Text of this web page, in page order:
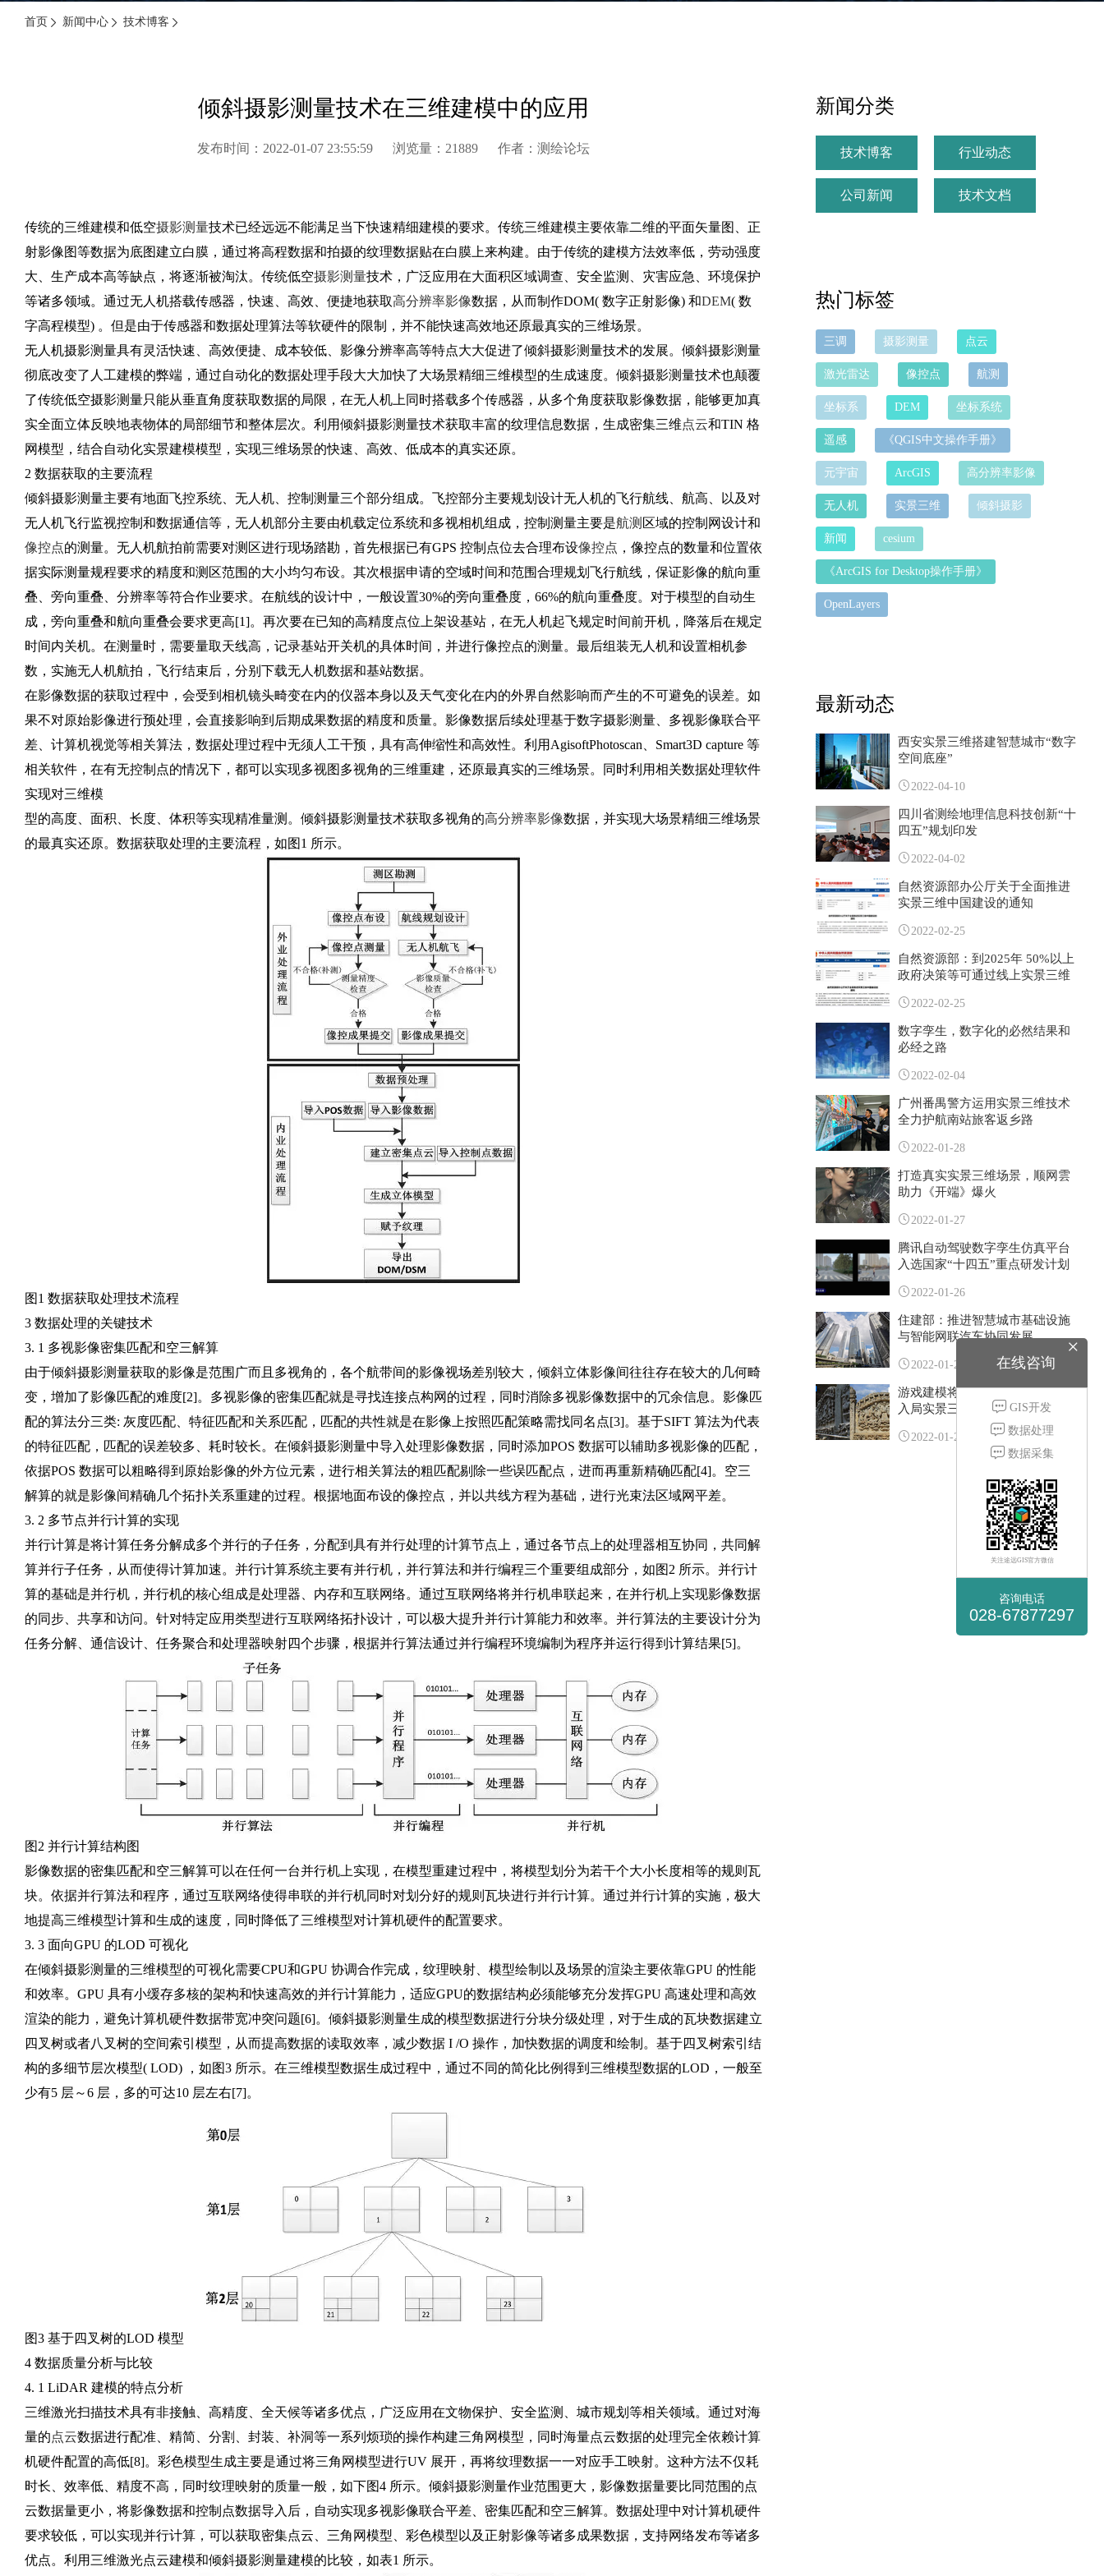
首页 新闻中心 技术博客
倾斜摄影测量技术在三维建模中的应用
发布时间：2022-01-07 23:55:59 浏览量：21889 作者：测绘论坛
传统的三维建模和低空摄影测量技术已经远远不能满足当下快速精细建模的要求。传统三维建模主要依靠二维的平面矢量图、正
射影像图等数据为底图建立白膜，通过将高程数据和拍摄的纹理数据贴在白膜上来构建。由于传统的建模方法效率低，劳动强度
大、生产成本高等缺点，将逐渐被淘汰。传统低空摄影测量技术，广泛应用在大面积区域调查、安全监测、灾害应急、环境保护
等诸多领域。通过无人机搭载传感器，快速、高效、便捷地获取高分辨率影像数据，从而制作DOM( 数字正射影像) 和DEM( 数
字高程模型) 。但是由于传感器和数据处理算法等软硬件的限制，并不能快速高效地还原最真实的三维场景。
无人机摄影测量具有灵活快速、高效便捷、成本较低、影像分辨率高等特点大大促进了倾斜摄影测量技术的发展。倾斜摄影测量
彻底改变了人工建模的弊端，通过自动化的数据处理手段大大加快了大场景精细三维模型的生成速度。倾斜摄影测量技术也颠覆
了传统低空摄影测量只能从垂直角度获取数据的局限，在无人机上同时搭载多个传感器，从多个角度获取影像数据，能够更加真
实全面立体反映地表物体的局部细节和整体层次。利用倾斜摄影测量技术获取丰富的纹理信息数据，生成密集三维点云和TIN 格
网模型，结合自动化实景建模模型，实现三维场景的快速、高效、低成本的真实还原。
2 数据获取的主要流程
倾斜摄影测量主要有地面飞控系统、无人机、控制测量三个部分组成。飞控部分主要规划设计无人机的飞行航线、航高、以及对
无人机飞行监视控制和数据通信等，无人机部分主要由机载定位系统和多视相机组成，控制测量主要是航测 区域的控制网设计和
像控点的测量。无人机航拍前需要对测区进行现场踏勘，首先根据已有GPS 控制点位去合理布设像控点 ，像控点的数量和位置依
据实际测量规程要求的精度和测区范围的大小均匀布设。其次根据申请的空域时间和范围合理规划飞行航线，保证影像的航向重
叠、旁向重叠、分辨率等符合作业要求。在航线的设计中，一般设置30%的旁向重叠度，66%的航向重叠度。对于模型的自动生
成，旁向重叠和航向重叠会要求更高[1]。再次要在已知的高精度点位上架设基站，在无人机起飞规定时间前开机，降落后在规定
时间内关机。在测量时，需要量取天线高，记录基站开关机的具体时间，并进行像控点的测量。最后组装无人机和设置相机参
数，实施无人机航拍，飞行结束后，分别下载无人机数据和基站数据。
在影像数据的获取过程中，会受到相机镜头畸变在内的仪器本身以及天气变化在内的外界自然影响而产生的不可避免的误差。如
果不对原始影像进行预处理，会直接影响到后期成果数据的精度和质量。影像数据后续处理基于数字摄影测量、多视影像联合平
差、计算机视觉等相关算法，数据处理过程中无须人工干预，具有高伸缩性和高效性。利用AgisoftPhotoscan、Smart3D capture 等
相关软件，在有无控制点的情况下，都可以实现多视图多视角的三维重建，还原最真实的三维场景。同时利用相关数据处理软件
实现对三维模
型的高度、面积、长度、体积等实现精准量测。倾斜摄影测量技术获取多视角的高分辨率影像数据，并实现大场景精细三维场景
的最真实还原。数据获取处理的主要流程，如图1 所示。
图1 数据获取处理技术流程
3 数据处理的关键技术
3. 1 多视影像密集匹配和空三解算
由于倾斜摄影测量获取的影像是范围广而且多视角的，各个航带间的影像视场差别较大，倾斜立体影像间往往存在较大的几何畸
变，增加了影像匹配的难度[2]。多视影像的密集匹配就是寻找连接点构网的过程，同时消除多视影像数据中的冗余信息。影像匹
配的算法分三类: 灰度匹配、特征匹配和关系匹配，匹配的共性就是在影像上按照匹配策略需找同名点[3]。基于SIFT 算法为代表
的特征匹配，匹配的误差较多、耗时较长。在倾斜摄影测量中导入处理影像数据，同时添加POS 数据可以辅助多视影像的匹配，
依据POS 数据可以粗略得到原始影像的外方位元素，进行相关算法的粗匹配剔除一些误匹配点，进而再重新精确匹配[4]。空三
解算的就是影像间精确几个拓扑关系重建的过程。根据地面布设的像控点，并以共线方程为基础，进行光束法区域网平差。
3. 2 多节点并行计算的实现
并行计算是将计算任务分解成多个并行的子任务，分配到具有并行处理的计算节点上，通过各节点上的处理器相互协同，共同解
算并行子任务，从而使得计算加速。并行计算系统主要有并行机，并行算法和并行编程三个重要组成部分，如图2 所示。并行计
算的基础是并行机，并行机的核心组成是处理器、内存和互联网络。通过互联网络将并行机串联起来，在并行机上实现影像数据
的同步、共享和访问。针对特定应用类型进行互联网络拓扑设计，可以极大提升并行计算能力和效率。并行算法的主要设计分为
任务分解、通信设计、任务聚合和处理器映射四个步骤，根据并行算法通过并行编程环境编制为程序并运行得到计算结果[5]。
图2 并行计算结构图
影像数据的密集匹配和空三解算可以在任何一台并行机上实现，在模型重建过程中，将模型划分为若干个大小长度相等的规则瓦
块。依据并行算法和程序，通过互联网络使得串联的并行机同时对划分好的规则瓦块进行并行计算。通过并行计算的实施，极大
地提高三维模型计算和生成的速度，同时降低了三维模型对计算机硬件的配置要求。
3. 3 面向GPU 的LOD 可视化
在倾斜摄影测量的三维模型的可视化需要CPU和GPU 协调合作完成，纹理映射、模型绘制以及场景的渲染主要依靠GPU 的性能
和效率。GPU 具有小缓存多核的架构和快速高效的并行计算能力，适应GPU的数据结构必须能够充分发挥GPU 高速处理和高效
渲染的能力，避免计算机硬件数据带宽冲突问题[6]。倾斜摄影测量生成的模型数据进行分块分级处理，对于生成的瓦块数据建立
四叉树或者八叉树的空间索引模型，从而提高数据的读取效率，减少数据 I /O 操作，加快数据的调度和绘制。基于四叉树索引结
构的多细节层次模型( LOD) ，如图3 所示。在三维模型数据生成过程中，通过不同的简化比例得到三维模型数据的LOD，一般至
少有5 层～6 层，多的可达10 层左右[7]。
图3 基于四叉树的LOD 模型
4 数据质量分析与比较
4. 1 LiDAR 建模的特点分析
三维激光扫描技术具有非接触、高精度、全天候等诸多优点，广泛应用在文物保护、安全监测、城市规划等相关领域。通过对海
量的点云数据进行配准、精简、分割、封装、补洞等一系列烦琐的操作构建三角网模型，同时海量点云数据的处理完全依赖计算
机硬件配置的高低[8]。彩色模型生成主要是通过将三角网模型进行UV 展开，再将纹理数据一一对应手工映射。这种方法不仅耗
时长、效率低、精度不高，同时纹理映射的质量一般，如下图4 所示。倾斜摄影测量作业范围更大，影像数据量要比同范围的点
云数据量更小，将影像数据和控制点数据导入后，自动实现多视影像联合平差、密集匹配和空三解算。数据处理中对计算机硬件
要求较低，可以实现并行计算，可以获取密集点云、三角网模型、彩色模型以及正射影像等诸多成果数据，支持网络发布等诸多
优点。利用三维激光点云建模和倾斜摄影测量建模的比较，如表1 所示。
新闻分类
技术博客 行业动态
公司新闻 技术文档
热门标签
三调 摄影测量 点云
激光雷达 像控点 航测
坐标系 DEM 坐标系统
遥感 《QGIS中文操作手册》
元宇宙 ArcGIS 高分辨率影像
无人机 实景三维 倾斜摄影
新闻 cesium
《ArcGIS for Desktop操作手册》
OpenLayers
最新动态
西安实景三维搭建智慧城市“数字
空间底座”
2022-04-10
四川省测绘地理信息科技创新“十
四五”规划印发
2022-04-02
自然资源部办公厅关于全面推进
实景三维中国建设的通知
2022-02-25
自然资源部：到2025年 50%以上
政府决策等可通过线上实景三维
2022-02-25
数字孪生，数字化的必然结果和
必经之路
2022-02-04
广州番禺警方运用实景三维技术
全力护航南站旅客返乡路
2022-01-28
打造真实实景三维场景，顺网雲
助力《开端》爆火
2022-01-27
腾讯自动驾驶数字孪生仿真平台
入选国家“十四五”重点研发计划
2022-01-26
住建部：推进智慧城市基础设施
与智能网联汽车协同发展
2022-01-25
游戏建模将迎来重塑？游戏大厂
入局实景三维重建！
2022-01-24
在线咨询
GIS开发
数据处理
数据采集
关注途远GIS官方微信
咨询电话
028-67877297
×